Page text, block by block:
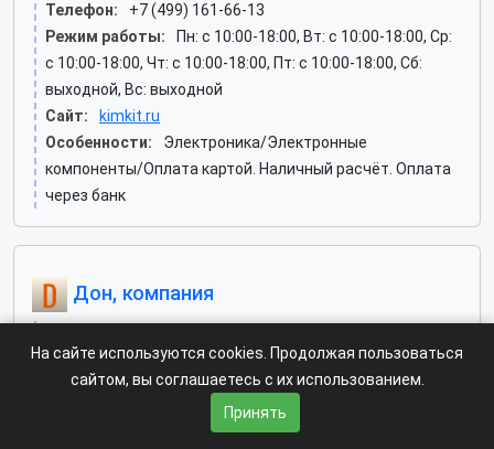
Телефон:
+7 (499) 161-66-13
Режим работы:
Пн: c 10:00-18:00, Вт: c 10:00-18:00, Ср:
c 10:00-18:00, Чт: c 10:00-18:00, Пт: c 10:00-18:00, Сб:
выходной, Вс: выходной
Сайт:
kimkit.ru
Особенности:
Электроника/Электронные
компоненты/Оплата картой. Наличный расчёт. Оплата
через банк
Дон, компания
район)
Телефон:
+7 (495) 225-48-33, +7 (495) 225-48-32, +7
На сайте используются cookies. Продолжая пользоваться
сайтом, вы соглашаетесь с их использованием.
Принять